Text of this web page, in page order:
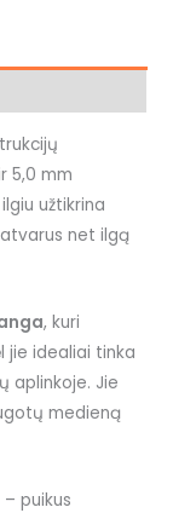
5,0 mm
užtikrina
net ilgą
, kuri
jie idealiai tinka
aplinkoje. Jie
medieną
– puikus